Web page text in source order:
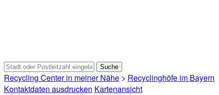
Recycling Center in meiner Nähe > Recyclinghöfe im Bayern
Kontaktdaten ausdrucken Kartenansicht